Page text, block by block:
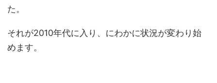
た。
それが2010年代に入り、にわかに状況が変わり始
めます。